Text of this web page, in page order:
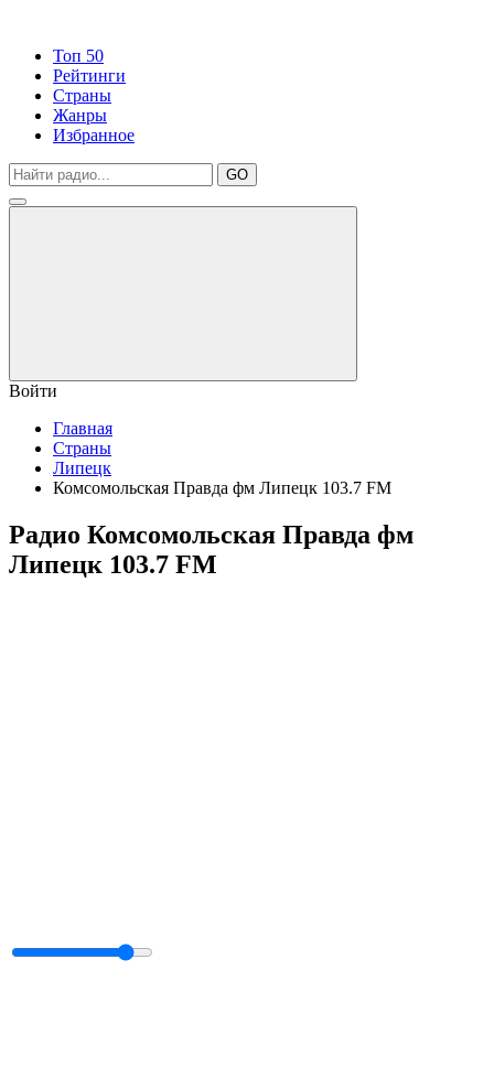
Топ 50
Рейтинги
Страны
Жанры
Избранное
GO
Войти
Главная
Страны
Липецк
Комсомольская Правда фм Липецк 103.7 FM
Радио Комсомольская Правда фм
Липецк 103.7 FM